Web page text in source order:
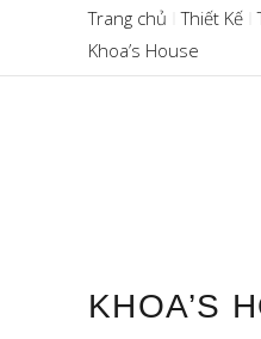
Trang chủ Thiết Kế
Khoa’s House
KHOA’S